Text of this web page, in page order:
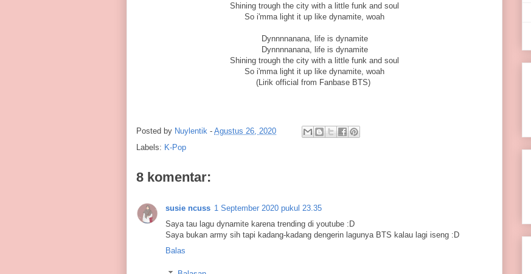
Shining trough the city with a little funk and soul
So i'mma light it up like dynamite, woah
Dynnnnanana, life is dynamite
Dynnnnanana, life is dynamite
Shining trough the city with a little funk and soul
So i'mma light it up like dynamite, woah
(Lirik official from Fanbase BTS)
Posted by Nuylentik - Agustus 26, 2020
Labels: K-Pop
8 komentar:
susie ncuss 1 September 2020 pukul 23.35
Saya tau lagu dynamite karena trending di youtube :D
Saya bukan army sih tapi kadang-kadang dengerin lagunya BTS kalau lagi iseng :D
Balas